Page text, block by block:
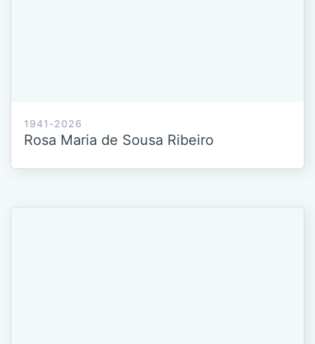
1941-2026
Rosa Maria de Sousa Ribeiro